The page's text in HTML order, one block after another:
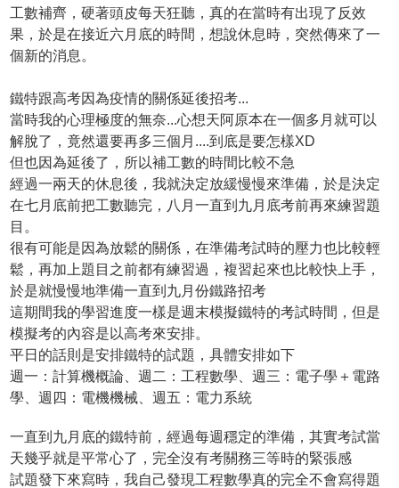
工數補齊，硬著頭皮每天狂聽，真的在當時有出現了反效
果，於是在接近六月底的時間，想說休息時，突然傳來了一
個新的消息。
鐵特跟高考因為疫情的關係延後招考...
當時我的心理極度的無奈...心想天阿原本在一個多月就可以
解脫了，竟然還要再多三個月....到底是要怎樣XD
但也因為延後了，所以補工數的時間比較不急
經過一兩天的休息後，我就決定放緩慢慢來準備，於是決定
在七月底前把工數聽完，八月一直到九月底考前再來練習題
目。
很有可能是因為放鬆的關係，在準備考試時的壓力也比較輕
鬆，再加上題目之前都有練習過，複習起來也比較快上手，
於是就慢慢地準備一直到九月份鐵路招考
這期間我的學習進度一樣是週末模擬鐵特的考試時間，但是
模擬考的內容是以高考來安排。
平日的話則是安排鐵特的試題，具體安排如下
週一：計算機概論、週二：工程數學、週三：電子學＋電路
學、週四：電機機械、週五：電力系統
一直到九月底的鐵特前，經過每週穩定的準備，其實考試當
天幾乎就是平常心了，完全沒有考關務三等時的緊張感
試題發下來寫時，我自己發現工程數學真的完全不會寫得題